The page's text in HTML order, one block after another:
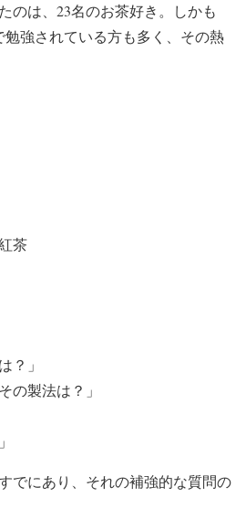
のは、23名のお茶好き。しかも
強されている方も多く、その熱
茶
？」
の製法は？」
でにあり、それの補強的な質問の